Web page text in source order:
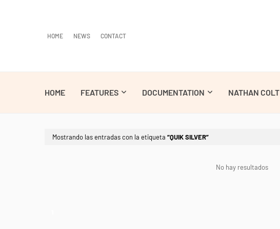
HOME NEWS CONTACT
HOME FEATURES DOCUMENTATION NATHAN COLT
Mostrando las entradas con la etiqueta QUIK SILVER
No hay resultados